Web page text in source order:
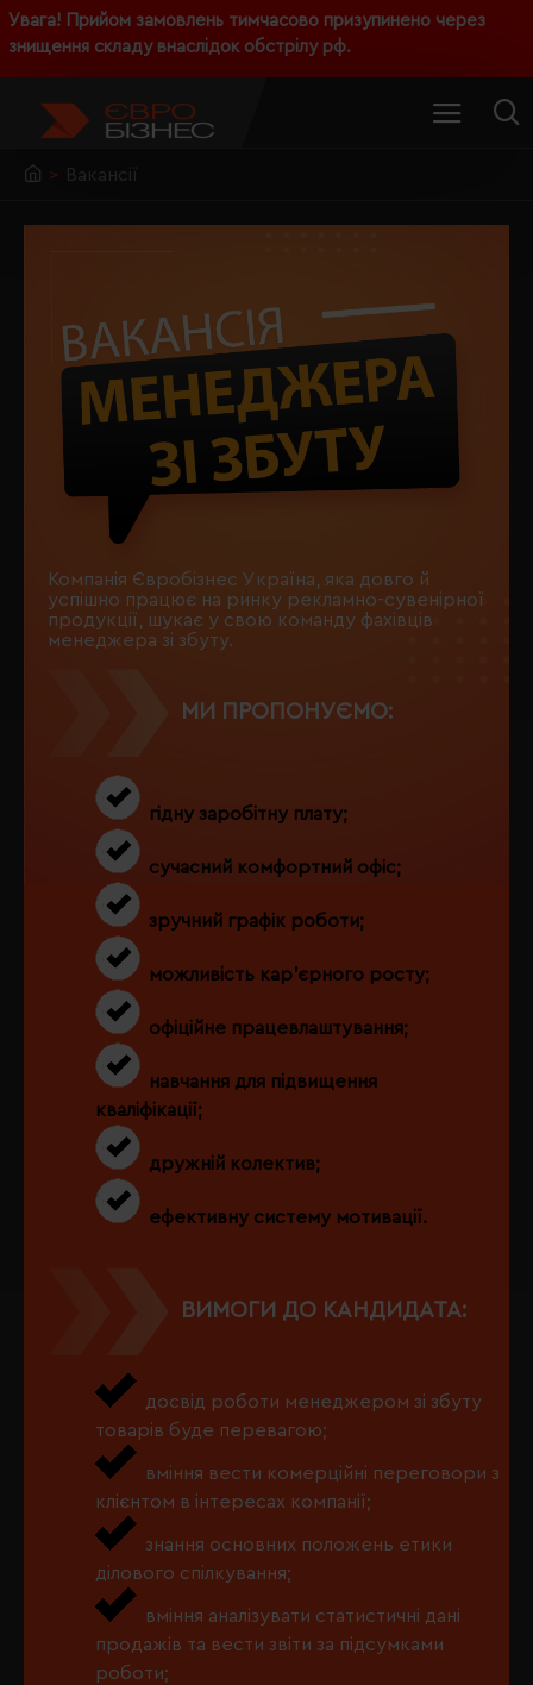
Увага! Прийом замовлень тимчасово призупинено через
знищення складу внаслідок обстрілу рф.
Вакансії
Компанія Євробізнес Україна, яка довго й
успішно працює на ринку рекламно-сувенірної
продукції, шукає у свою команду фахівців
менеджера зі збуту.
МИ ПРОПОНУЄМО:
гідну заробітну плату;
сучасний комфортний офіс;
зручний графік роботи;
можливість кар'єрного росту;
офіційне працевлаштування;
навчання для підвищення
кваліфікації;
дружній колектив;
ефективну систему мотивації.
ВИМОГИ ДО КАНДИДАТА:
досвід роботи менеджером зі збуту
товарів буде перевагою;
вміння вести комерційні переговори з
клієнтом в інтересах компанії;
знання основних положень етики
ділового спілкування;
вміння аналізувати статистичні дані
продажів та вести звіти за підсумками
роботи;